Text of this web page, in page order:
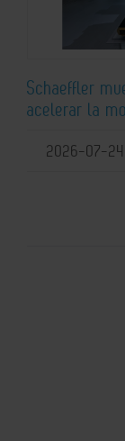
Schaeffler
acelerar la
2026-07-24